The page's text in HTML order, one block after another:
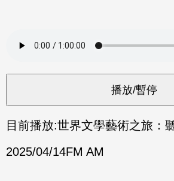
目前播放:世界文學藝術之旅：
2025/04/14FM AM